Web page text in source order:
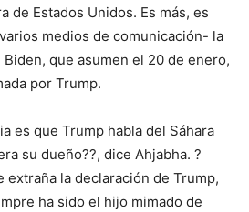
de Estados Unidos. Es más, es
medios de comunicación- la
que asumen el 20 de enero,
por Trump.
es que Trump habla del Sáhara
su dueño??, dice Ahjabha. ?
extraña la declaración de Trump,
ha sido el hijo mimado de